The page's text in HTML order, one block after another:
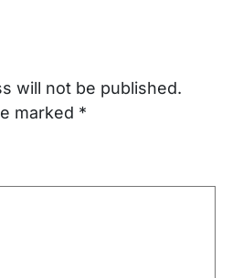
will not be published.
marked *